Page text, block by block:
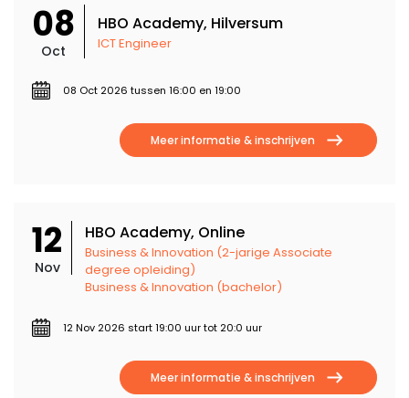
08
Oct
HBO Academy, Hilversum
ICT Engineer
08 Oct 2026 tussen 16:00 en 19:00
Meer informatie & inschrijven
12
Nov
HBO Academy, Online
Business & Innovation (2-jarige Associate
degree opleiding)
Business & Innovation (bachelor)
12 Nov 2026 start 19:00 uur tot 20:0 uur
Meer informatie & inschrijven